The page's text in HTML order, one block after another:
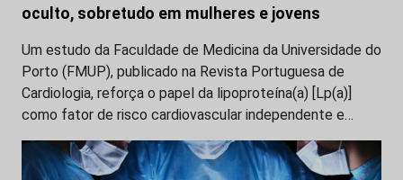
oculto, sobretudo em mulheres e jovens
Um estudo da Faculdade de Medicina da Universidade do
Porto (FMUP), publicado na Revista Portuguesa de
Cardiologia, reforça o papel da lipoproteína(a) [Lp(a)]
como fator de risco cardiovascular independente e…